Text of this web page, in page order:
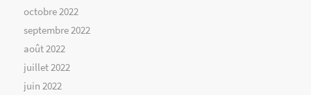
octobre 2022
septembre 2022
août 2022
juillet 2022
juin 2022